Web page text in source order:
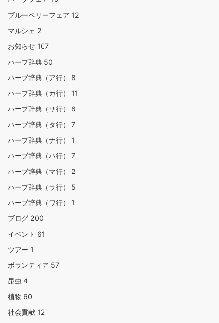
ブルーベリーフェア 12
マルシェ 2
お知らせ 107
ハーブ辞典 50
ハーブ辞典（ア行） 8
ハーブ辞典（カ行） 11
ハーブ辞典（サ行） 8
ハーブ辞典（タ行） 7
ハーブ辞典（ナ行） 1
ハーブ辞典（ハ行） 7
ハーブ辞典（マ行） 2
ハーブ辞典（ラ行） 5
ハーブ辞典（ワ行） 1
ブログ 200
イベント 61
ツアー 1
ボランティア 57
昆虫 4
植物 60
社会貢献 12